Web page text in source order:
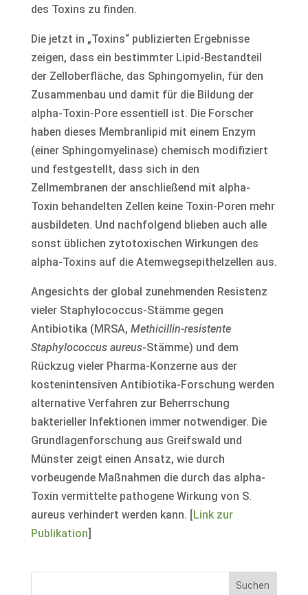
des Toxins zu finden.
Die jetzt in „Toxins“ publizierten Ergebnisse
zeigen, dass ein bestimmter Lipid-Bestandteil
der Zelloberfläche, das Sphingomyelin, für den
Zusammenbau und damit für die Bildung der
alpha-Toxin-Pore essentiell ist. Die Forscher
haben dieses Membranlipid mit einem Enzym
(einer Sphingomyelinase) chemisch modifiziert
und festgestellt, dass sich in den
Zellmembranen der anschließend mit alpha-
Toxin behandelten Zellen keine Toxin-Poren mehr
ausbildeten. Und nachfolgend blieben auch alle
sonst üblichen zytotoxischen Wirkungen des
alpha-Toxins auf die Atemwegsepithelzellen aus.
Angesichts der global zunehmenden Resistenz
vieler Staphylococcus-Stämme gegen
Antibiotika (MRSA, Methicillin-resistente
Staphylococcus aureus-Stämme) und dem
Rückzug vieler Pharma-Konzerne aus der
kostenintensiven Antibiotika-Forschung werden
alternative Verfahren zur Beherrschung
bakterieller Infektionen immer notwendiger. Die
Grundlagenforschung aus Greifswald und
Münster zeigt einen Ansatz, wie durch
vorbeugende Maßnahmen die durch das alpha-
Toxin vermittelte pathogene Wirkung von S.
aureus verhindert werden kann. [Link zur
Publikation]